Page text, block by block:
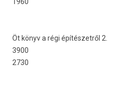
Öt könyv a régi építészetről 2.
3900
2730